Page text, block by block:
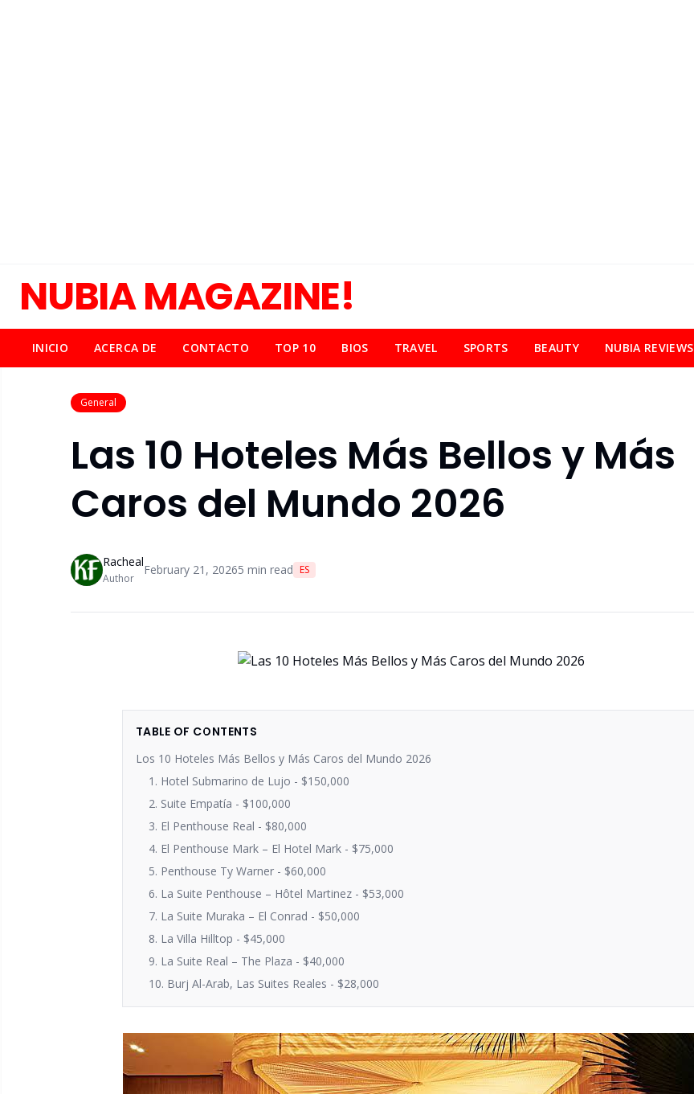
NUBIA MAGAZINE!
INICIO ACERCA DE CONTACTO TOP 10 BIOS TRAVEL SPORTS BEAUTY NUBIA REVIEWS
General
Las 10 Hoteles Más Bellos y Más
Caros del Mundo 2026
Racheal
Author
February 21, 20265 min read ES
TABLE OF CONTENTS
Los 10 Hoteles Más Bellos y Más Caros del Mundo 2026
1. Hotel Submarino de Lujo - $150,000
2. Suite Empatía - $100,000
3. El Penthouse Real - $80,000
4. El Penthouse Mark – El Hotel Mark - $75,000
5. Penthouse Ty Warner - $60,000
6. La Suite Penthouse – Hôtel Martinez - $53,000
7. La Suite Muraka – El Conrad - $50,000
8. La Villa Hilltop - $45,000
9. La Suite Real – The Plaza - $40,000
10. Burj Al-Arab, Las Suites Reales - $28,000